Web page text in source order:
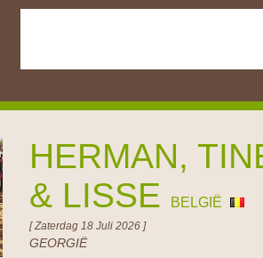
HERMAN,
& LISSE
BELGIË
[ Zaterdag 18 Juli 2026 ]
GEORGIË